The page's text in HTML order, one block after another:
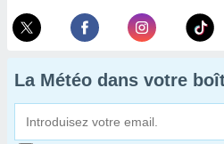
La Météo dans votre